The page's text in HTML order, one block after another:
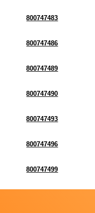
800747483
800747486
800747489
800747490
800747493
800747496
800747499